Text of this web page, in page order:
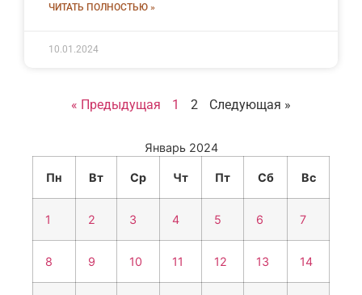
ЧИТАТЬ ПОЛНОСТЬЮ »
10.01.2024
« Предыдущая 1 2 Следующая »
Январь 2024
Пн Вт Ср Чт Пт Сб Вс
1 2 3 4 5 6 7
8 9 10 11 12 13 14